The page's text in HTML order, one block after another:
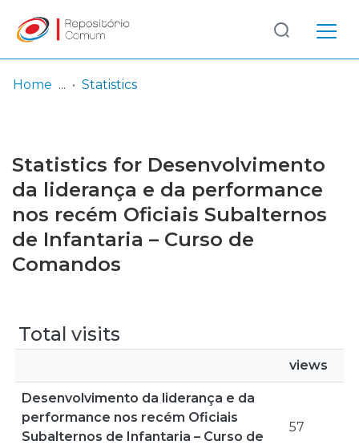
Browse repository
Entities
Log
In
(current)
Home Statistics
Statistics for Desenvolvimento
da liderança e da performance
nos recém Oficiais Subalternos
de Infantaria – Curso de
Comandos
Total visits
views
Desenvolvimento da liderança e da
performance nos recém Oficiais
Subalternos de Infantaria – Curso de
57